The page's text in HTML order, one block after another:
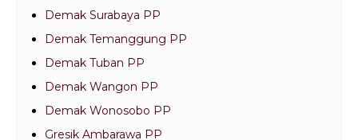
Demak Surabaya PP
Demak Temanggung PP
Demak Tuban PP
Demak Wangon PP
Demak Wonosobo PP
Gresik Ambarawa PP